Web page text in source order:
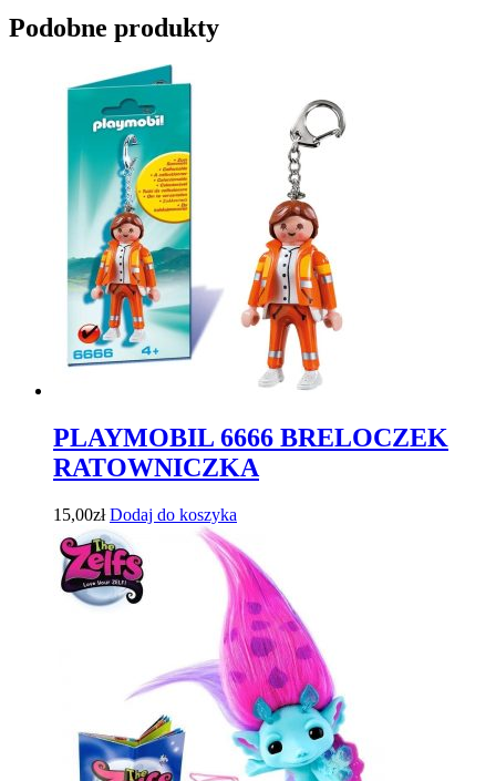
Podobne produkty
PLAYMOBIL 6666 BRELOCZEK
RATOWNICZKA
15,00zł Dodaj do koszyka